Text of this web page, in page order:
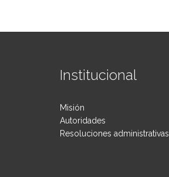
Institucional
Misión
Autoridades
Resoluciones administrativas